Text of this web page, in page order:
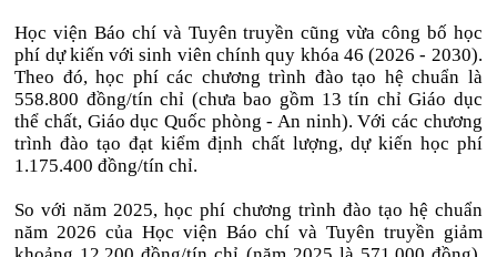
Học viện Báo chí và Tuyên truyền cũng vừa công bố học
phí dự kiến với sinh viên chính quy khóa 46 (2026 - 2030).
Theo đó, học phí các chương trình đào tạo hệ chuẩn là
558.800 đồng/tín chỉ (chưa bao gồm 13 tín chỉ Giáo dục
thể chất, Giáo dục Quốc phòng - An ninh). Với các chương
trình đào tạo đạt kiểm định chất lượng, dự kiến học phí
1.175.400 đồng/tín chỉ.
So với năm 2025, học phí chương trình đào tạo hệ chuẩn
năm 2026 của Học viện Báo chí và Tuyên truyền giảm